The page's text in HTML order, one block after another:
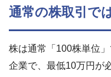
通常の株取引で
株は通常「100株単位
企業で、最低10万円が